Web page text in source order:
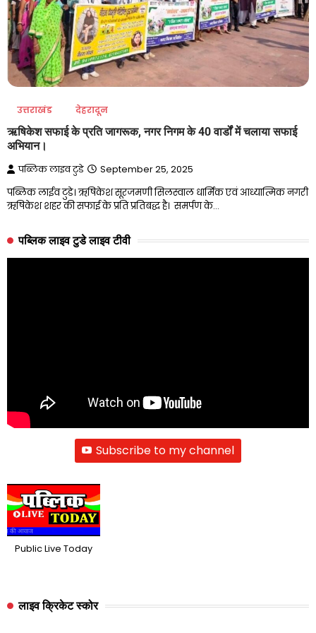
उत्तराखंड देहरादून
ऋषिकेश सफाई के प्रति जागरूक, नगर निगम के 40 वार्डों में चलाया सफाई
अभियान।
पब्लिक लाइव टुडे September 25, 2025
पब्लिक लाईव टुडे। ऋषिकेश सूरजमणी सिलस्वाल धार्मिक एवं आध्यात्मिक नगरी
ऋषिकेश शहर की सफाई के प्रति प्रतिबद्ध है। समर्पण के…
पब्लिक लाइव टुडे लाइव टीवी
Subscribe to my channel
Public Live Today
लाइव क्रिकेट स्कोर